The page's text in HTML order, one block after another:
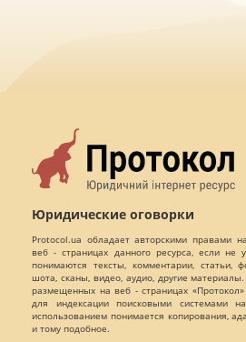
Юридические оговорки
Protocol.ua обладает авторскими правами
веб - страницах данного ресурса, если не
понимаются тексты, комментарии, статьи,
шота, сканы, видео, аудио, другие
размещенных на веб - страницах
для индексации поисковыми системами
использованием понимается копирования,
и тому подобное.